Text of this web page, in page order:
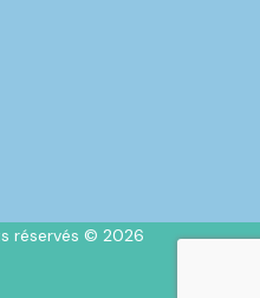
réservés © 2026